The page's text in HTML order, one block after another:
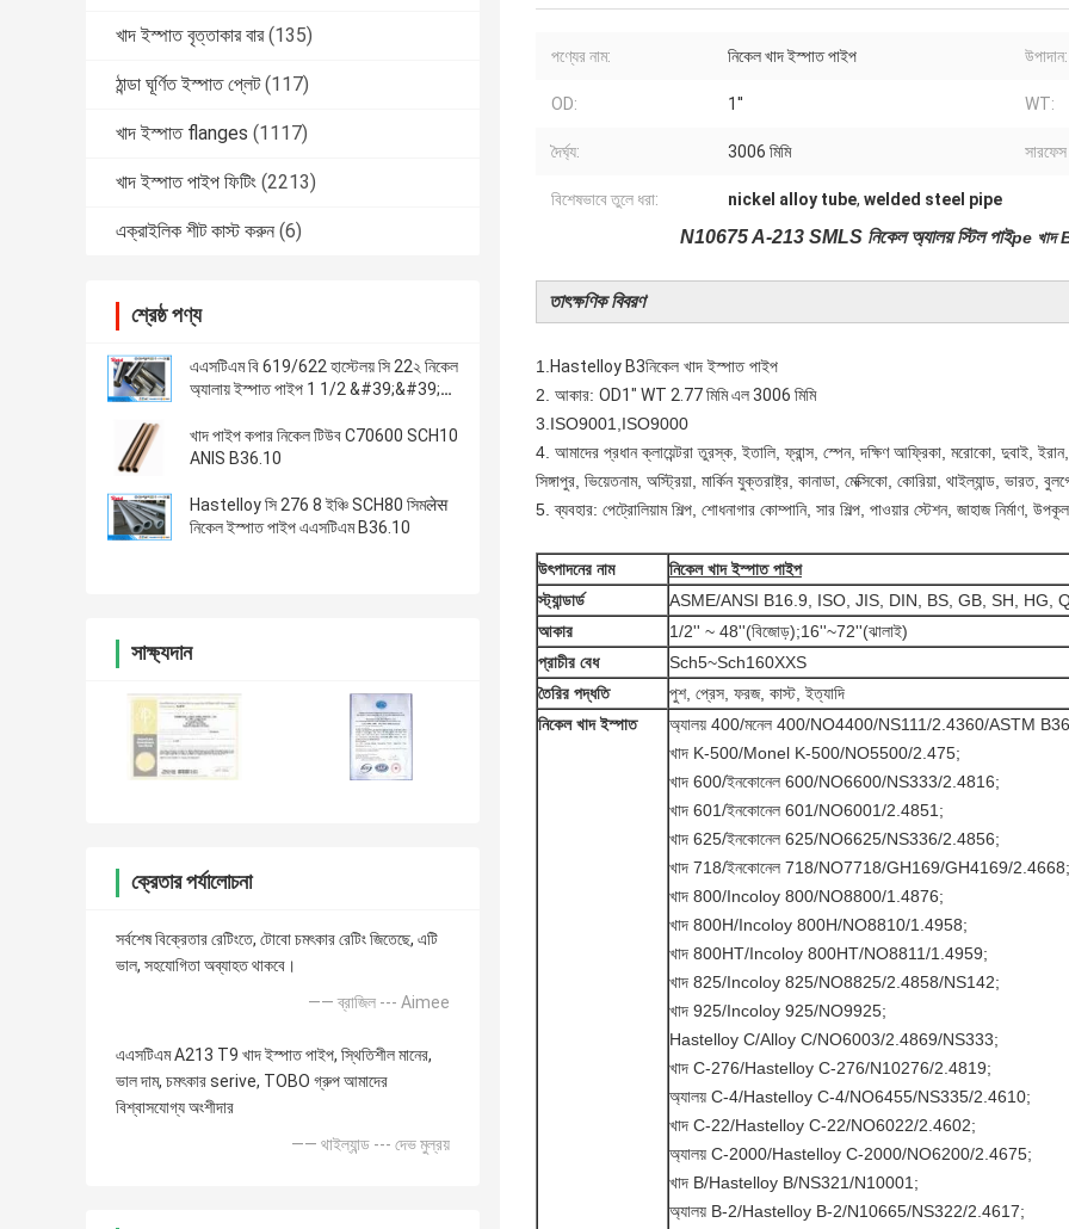
খাদ ইস্পাত বৃত্তাকার বার (135)
ঠান্ডা ঘূর্ণিত ইস্পাত প্লেট (117)
খাদ ইস্পাত flanges (1117)
খাদ ইস্পাত পাইপ ফিটিং (2213)
এক্রাইলিক শীট কাস্ট করুন (6)
শ্রেষ্ঠ পণ্য
এএসটিএম বি 619/622 হাস্টেলয় সি 22২ নিকেল
অ্যালায় ইস্পাত পাইপ 1 1/2 &#39;&#39;
খাদ পাইপ কপার নিকেল টিউব C70600 SCH10
ANIS B36.10
Hastelloy সি 276 8 ইঞ্চি SCH80 সিমलेस
নিকেল ইস্পাত পাইপ এএসটিএম B36.10
সাক্ষ্যদান
ক্রেতার পর্যালোচনা
সর্বশেষ বিক্রেতার রেটিংতে, টোবো চমৎকার রেটিং জিতেছে, এটি
ভাল, সহযোগিতা অব্যাহত থাকবে।
—— ব্রাজিল --- Aimee
এএসটিএম A213 T9 খাদ ইস্পাত পাইপ, স্থিতিশীল মানের,
ভাল দাম, চমৎকার serive, TOBO গ্রুপ আমাদের
বিশ্বাসযোগ্য অংশীদার
—— থাইল্যান্ড --- দেভ মুল্রয়
পণ্যের নাম: নিকেল খাদ ইস্পাত পাইপ উপাদান:
OD: 1'' WT:
দৈর্ঘ্য: 3006 মিমি সারফেস
বিশেষভাবে তুলে ধরা: nickel alloy tube, welded steel pipe
N10675 A-213 SMLS নিকেল অ্যালয় স্টিল পাইpe খাদ
তাৎক্ষণিক বিবরণ
1.Hastelloy B3নিকেল খাদ ইস্পাত পাইপ
2. আকার: OD1" WT 2.77 মিমি এল 3006 মিমি
3.ISO9001,ISO9000
4. আমাদের প্রধান ক্লায়েন্টরা তুরস্ক, ইতালি, ফ্রান্স, স্পেন, দক্ষিণ আফ্রিকা, মরোকো, দুবাই, ইরান,
সিঙ্গাপুর, ভিয়েতনাম, অস্ট্রিয়া, মার্কিন যুক্তরাষ্ট্র, কানাডা, মেক্সিকো, কোরিয়া, থাইল্যান্ড, ভারত,
5. ব্যবহার: পেট্রোলিয়াম শিল্প, শোধনাগার কোম্পানি, সার শিল্প, পাওয়ার স্টেশন, জাহাজ নির্মাণ,
উৎপাদনের নাম
নিকেল খাদ ইস্পাত পাইপ
স্ট্যান্ডার্ড
ASME/ANSI B16.9, ISO, JIS, DIN, BS, GB, SH, HG,
আকার
1/2'' ~ 48''(বিজোড়);16''~72''(ঝালাই)
প্রাচীর বেধ
Sch5~Sch160XXS
তৈরির পদ্ধতি
পুশ, প্রেস, ফরজ, কাস্ট, ইত্যাদি
নিকেল খাদ ইস্পাত
অ্যালয় 400/মনেল 400/NO4400/NS111/2.4360/ASTM
খাদ K-500/Monel K-500/NO5500/2.475;
খাদ 600/ইনকোনেল 600/NO6600/NS333/2.4816;
খাদ 601/ইনকোনেল 601/NO6001/2.4851;
খাদ 625/ইনকোনেল 625/NO6625/NS336/2.4856;
খাদ 718/ইনকোনেল 718/NO7718/GH169/GH4169/2.4668;
খাদ 800/Incoloy 800/NO8800/1.4876;
খাদ 800H/Incoloy 800H/NO8810/1.4958;
খাদ 800HT/Incoloy 800HT/NO8811/1.4959;
খাদ 825/Incoloy 825/NO8825/2.4858/NS142;
খাদ 925/Incoloy 925/NO9925;
Hastelloy C/Alloy C/NO6003/2.4869/NS333;
খাদ C-276/Hastelloy C-276/N10276/2.4819;
অ্যালয় C-4/Hastelloy C-4/NO6455/NS335/2.4610;
খাদ C-22/Hastelloy C-22/NO6022/2.4602;
অ্যালয় C-2000/Hastelloy C-2000/NO6200/2.4675;
খাদ B/Hastelloy B/NS321/N10001;
অ্যালয় B-2/Hastelloy B-2/N10665/NS322/2.4617;